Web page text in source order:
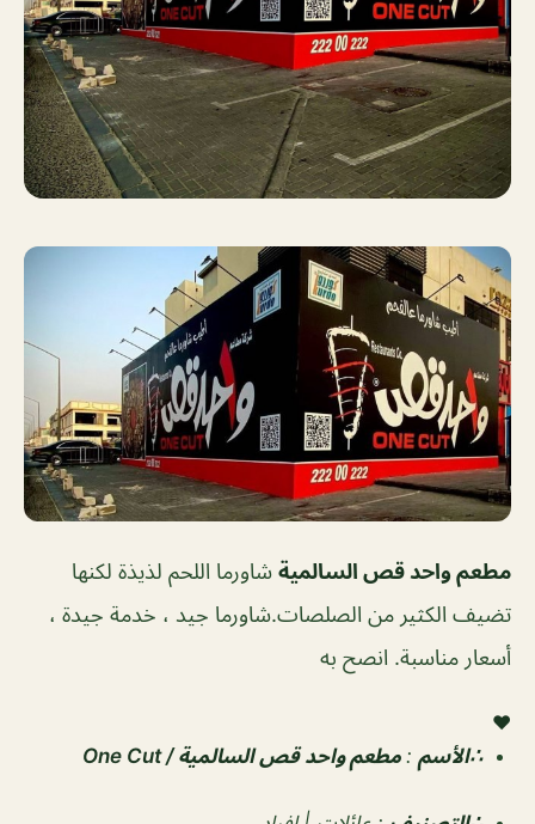
مطعم واحد قص السالمية شاورما اللحم لذيذة لكنها
تضيف الكثير من الصلصات.شاورما جيد ، خدمة جيدة ،
أسعار مناسبة. انصح به
♥
∴الأسم : مطعم واحد قص السالمية / One Cut